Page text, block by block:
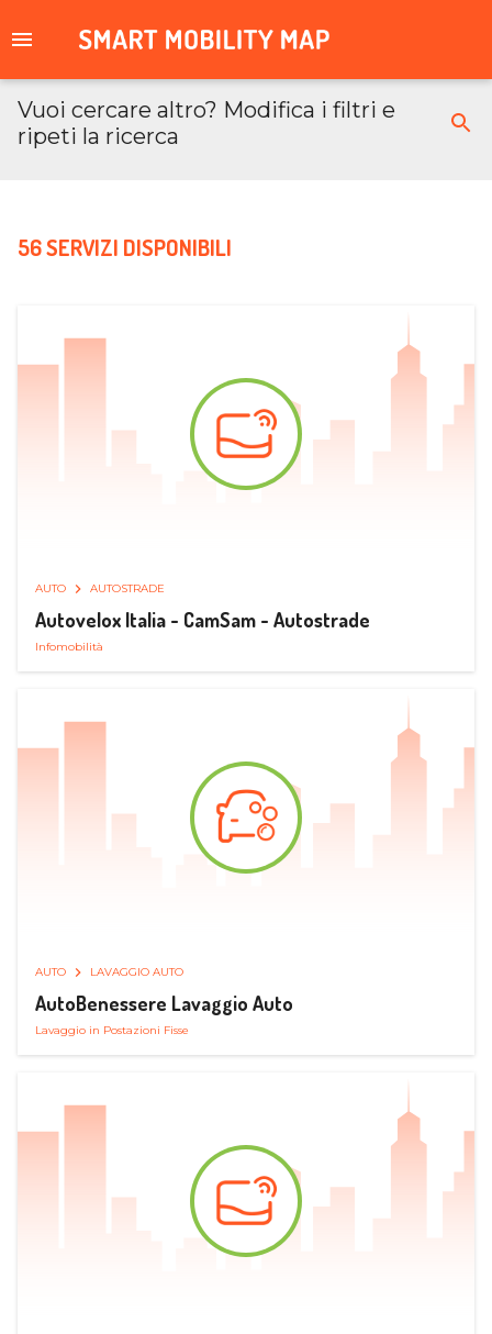
Vuoi cercare altro? Modifica i filtri e
ripeti la ricerca
56 SERVIZI DISPONIBILI
AUTO AUTOSTRADE
Autovelox Italia - CamSam - Autostrade
Infomobilità
AUTO LAVAGGIO AUTO
AutoBenessere Lavaggio Auto
Lavaggio in Postazioni Fisse